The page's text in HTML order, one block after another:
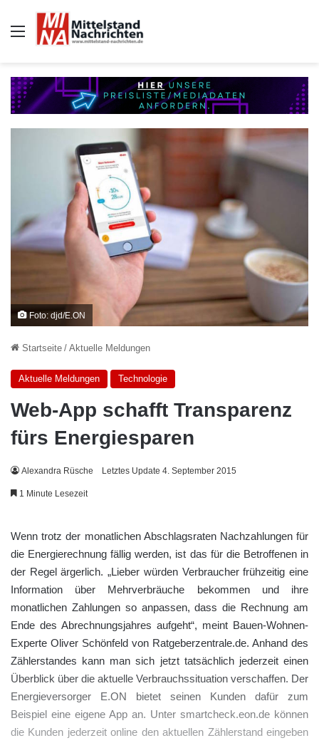
Auswahl
Foto: djd/E.ON
Startseite / Aktuelle Meldungen
Aktuelle Meldungen Technologie
Web-App schafft Transparenz
fürs Energiesparen
Alexandra Rüsche Letztes Update 4. September 2015
1 Minute Lesezeit
Wenn trotz der monatlichen Abschlagsraten Nachzahlungen für
die Energierechnung fällig werden, ist das für die Betroffenen in
der Regel ärgerlich. „Lieber würden Verbraucher frühzeitig eine
Information über Mehrverbräuche bekommen und ihre
monatlichen Zahlungen so anpassen, dass die Rechnung am
Ende des Abrechnungsjahres aufgeht“, meint Bauen-Wohnen-
Experte Oliver Schönfeld von Ratgeberzentrale.de. Anhand des
Zählerstandes kann man sich jetzt tatsächlich jederzeit einen
Überblick über die aktuelle Verbrauchssituation verschaffen. Der
Energieversorger E.ON bietet seinen Kunden dafür zum
Beispiel eine eigene App an. Unter smartcheck.eon.de können
die Kunden jederzeit online den aktuellen Zählerstand eingeben